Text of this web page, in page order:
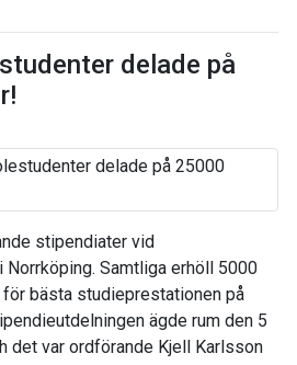
delade på
stipendiater vid
Norrköping. Samtliga erhöll 5000
bästa studieprestationen på
ägde rum den 5
det var ordförande Kjell Karlsson